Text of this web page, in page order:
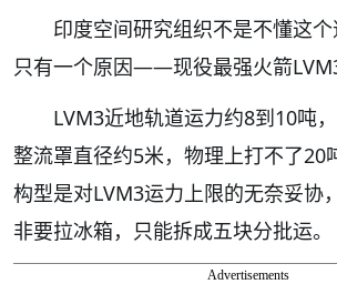
印度空间研究组织不是不懂这
只有一个原因——现役最强火箭
LVM3近地轨道运力约8到10吨，
整流罩直径约5米，物理上打不了20
构型是对LVM3运力上限的无奈妥协
非要拉冰箱，只能拆成五块分批运。
Advertisements